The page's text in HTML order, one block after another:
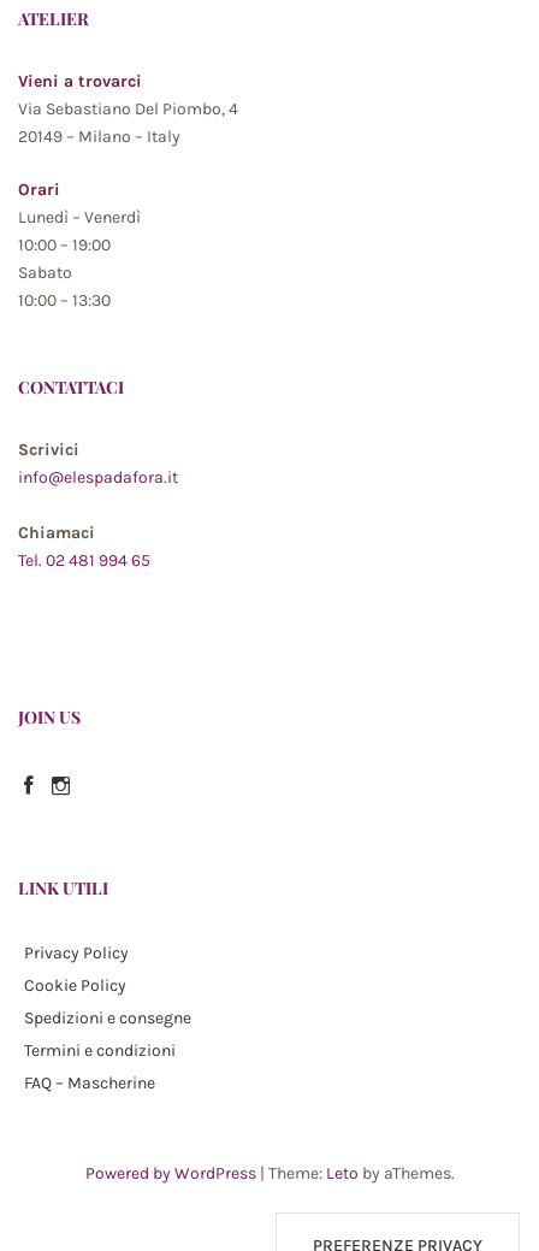
ATELIER
Vieni a trovarci
Via Sebastiano Del Piombo, 4
20149 – Milano – Italy
Orari
Lunedì – Venerdì
10:00 – 19:00
Sabato
10:00 – 13:30
CONTATTACI
Scrivici
info@elespadafora.it
Chiamaci
Tel. 02 481 994 65
JOIN US
Facebook
Instagram
LINK UTILI
Privacy Policy
Cookie Policy
Spedizioni e consegne
Termini e condizioni
FAQ – Mascherine
Powered by WordPress | Theme: Leto by aThemes.